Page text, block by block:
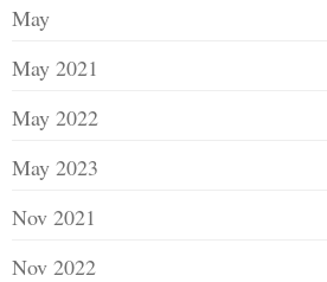
May
May 2021
May 2022
May 2023
Nov 2021
Nov 2022